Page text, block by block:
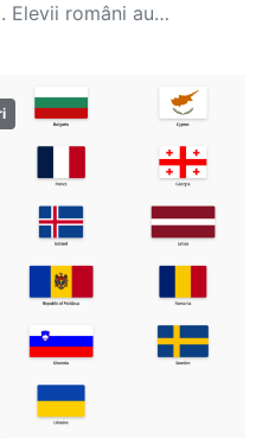
Elevii români au…